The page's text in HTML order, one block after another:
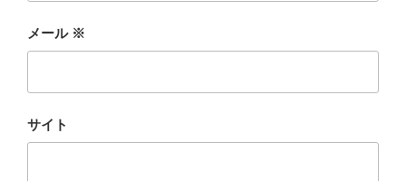
メール ※
サイト